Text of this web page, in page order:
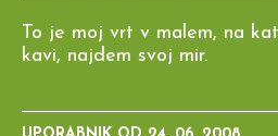
To je moj vrt v malem, na
kavi, najdem svoj mir.